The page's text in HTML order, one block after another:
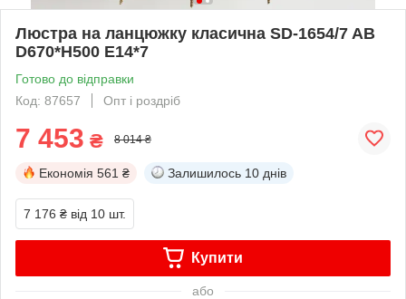
Люстра на ланцюжку класична SD-1654/7 AB
D670*H500 E14*7
Готово до відправки
Код: 87657
Опт і роздріб
7 453 ₴ 8 014 ₴
Економія 561 ₴ Залишилось 10 днів
7 176 ₴ від 10 шт.
Купити
або